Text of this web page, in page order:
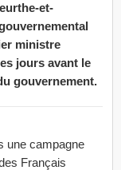
et-
ministre
jours avant le
gouvernement.
une campagne
Français